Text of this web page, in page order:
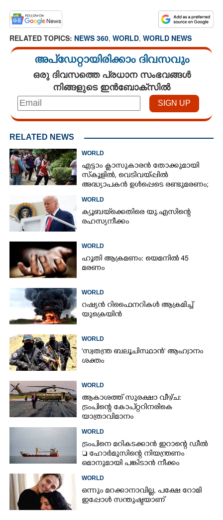
RELATED TOPICS: NEWS 360, WORLD, WORLD NEWS
അപ്ഡേറ്റായിരിക്കാം ദിവസവും
ഒരു ദിവസത്തെ പ്രധാന സംഭവങ്ങൾ
നിങ്ങളുടെ ഇൻബോക്സിൽ
RELATED NEWS
WORLD
എട്ടാം ക്ളാസുകാരൻ തോക്കുമായി
സ്കൂളിൽ, വെടിവയ്പ്പിൽ
അദ്ധ്യാപകൻ ഉൾപ്പെടെ രണ്ടുമരണം;
WORLD
ക്യൂബയ്‌ക്കെതിരെ യു.എസിന്റെ
രഹസ്യനീക്കം
WORLD
ഹൂതി ആക്രമണം: യെമനിൽ 45
മരണം
WORLD
റഷ്യൻ റിഫൈനറികൾ ആക്രമിച്ച്
യുക്രെയിൻ
WORLD
'സ്വതന്ത്ര ബലൂചിസ്ഥാൻ' ആഹ്വാനം
ശക്തം
WORLD
ആകാശത്ത് സുരക്ഷാ വീഴ്‌ച:
ട്രംപിന്റെ കോ‌പ്‌റ്ററിനരികെ
യാത്രാവിമാനം
WORLD
ട്രംപിനെ മറികടക്കാൻ ഇറാന്റെ ഡീൽ
 ഹോർമുസിന്റെ നിയന്ത്രണം
ഒമാനുമായി പങ്കിടാൻ നീക്കം
WORLD
ഒന്നും മറക്കാനാവില്ല, പക്ഷേ റോമി
ഇപ്പോൾ സന്തുഷ്ടയാണ്